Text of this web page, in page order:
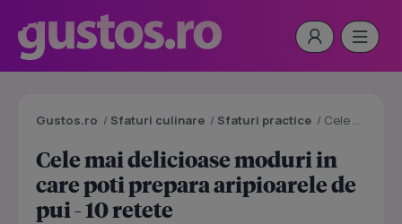
Gustos.ro / Sfaturi culinare / Sfaturi practice / Cele mai delicioase moduri in care poti prepara aripioarele de pui - 10 retete
Cele mai delicioase moduri in
care poti prepara aripioarele de
pui - 10 retete